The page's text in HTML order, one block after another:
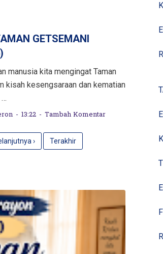
GETSEMANI
manusia kita mengingat Taman
kisah kesengsaraan dan kematian
…
13:22 Tambah Komentar
› Terakhir